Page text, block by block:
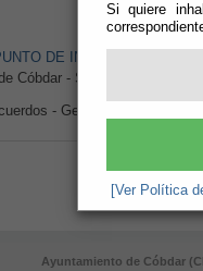
Si quiere
[Ver Política
DE INFORMACION
Cóbdar - Secretaría -
- Gestión Catastral -
Ayuntamiento de Cóbdar